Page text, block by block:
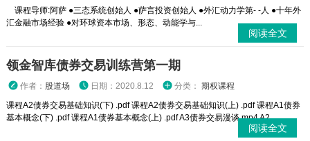
课程导师:阿萨 ●三态系统创始人 ●萨言投资创始人 ●外汇动力学第- -人 ●十年外
汇金融市场经验 ●对环球资本市场、形态、动能学与...
阅读全文
领金智库债券交易训练营第一期
作者： 股道场 日期：2020.8.12 分类： 期权课程
课程A2债券交易基础知识(下) .pdf 课程A2债券交易基础知识(上) .pdf 课程A1债券
基本概念(下) .pdf 课程A1债券基本概念(上) .pdf A3债券交易漫谈.mp4 A2...
阅读全文